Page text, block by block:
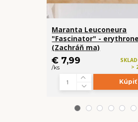
Maranta Leuconeura
"Fascinator" -
(Zachráň ma)
€ 7,99
/ks
>
Kúpiť